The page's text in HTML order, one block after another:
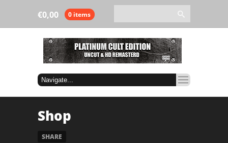
0,00
€ 0 items
Shop
SHARE